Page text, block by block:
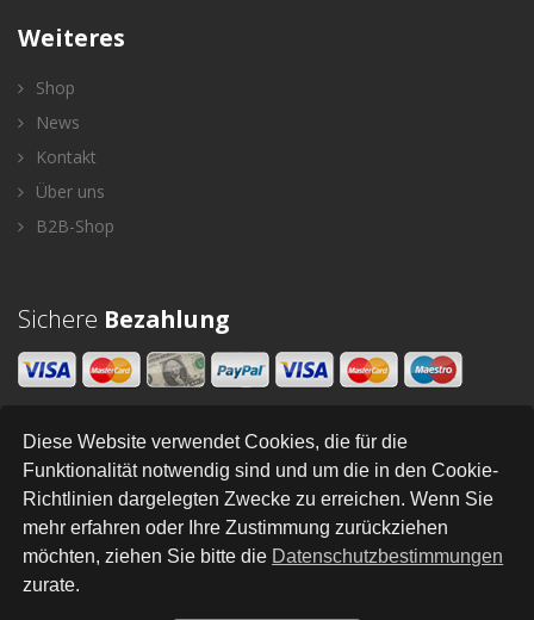
Diese Website verwendet Cookies, die für die
Funktionalität notwendig sind und um die in den Cookie-
Richtlinien dargelegten Zwecke zu erreichen. Wenn Sie
mehr erfahren oder Ihre Zustimmung zurückziehen
möchten, ziehen Sie bitte die Datenschutzbestimmungen
zurate.
Weiteres
Shop
News
Kontakt
Über uns
B2B-Shop
Sichere Bezahlung
Newsletter
SENDEN
Impressum•Versand•Kontakt